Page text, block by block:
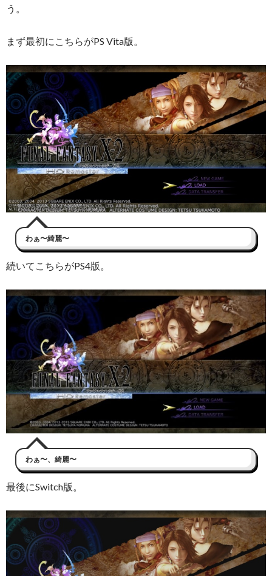
う。
まず最初にこちらがPS Vita版。
わぁ〜綺麗〜
続いてこちらがPS4版。
わぁ〜、綺麗〜
最後にSwitch版。